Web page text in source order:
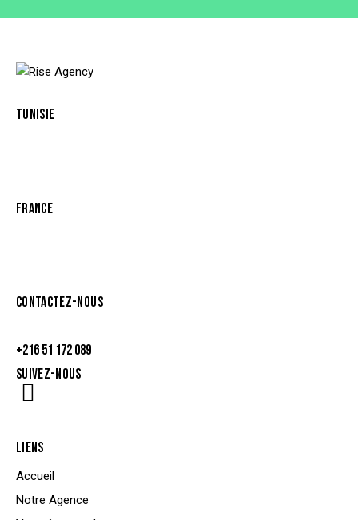
TUNISIE
FRANCE
CONTACTEZ-NOUS
+216 51 172 089
SUIVEZ-NOUS
LIENS
Accueil
Notre Agence